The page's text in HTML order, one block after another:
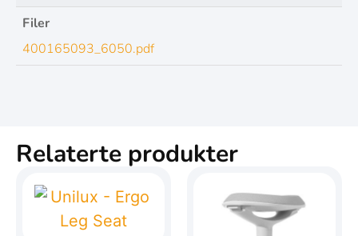
Filer
400165093_6050.pdf
Relaterte produkter